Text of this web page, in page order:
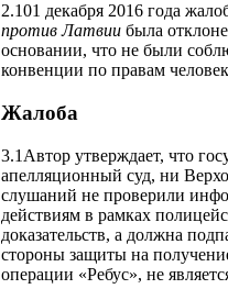
2.101 декабря 2016 года
против Латвии была
основании, что не были
конвенции по правам
Жалоба
3.1Автор утверждает, что
апелляционный суд, ни
слушаний не проверили
действиям в рамках
доказательств, а должна
стороны защиты на
операции «Ребус», не